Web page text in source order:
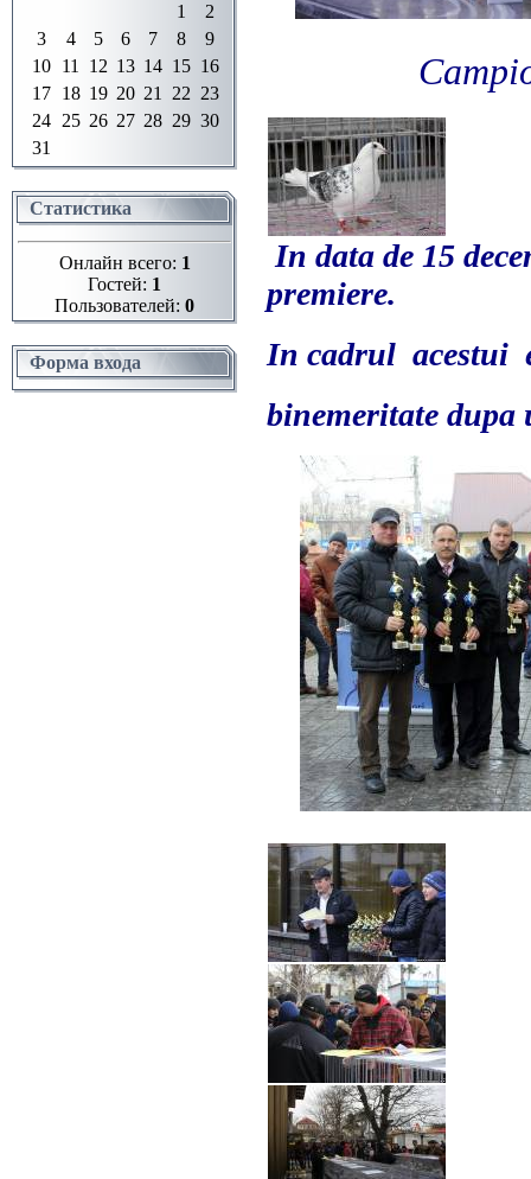
1
2
3
4 5 6 7 8
9
10 11 12 13 14 15 16
17 18 19 20 21 22 23
24 25 26 27 28 29 30
31
Статистика
Онлайн всего: 1
Гостей: 1
Пользователей: 0
Форма входа
In data de 15
premiere.
In cadrul acestui
binemeritate dupa